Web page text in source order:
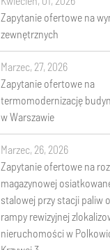
Zapytanie ofertowe na
zewnętrznych
marzec, 27, 2026
Zapytanie ofertowe na
termomodernizację
w Warszawie
marzec, 26, 2026
Zapytanie ofertowe na
magazynowej
stalowej przy stacji paliw
rampy rewizyjnej
nieruchomości w